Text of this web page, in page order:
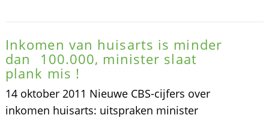
Inkomen van huisarts is minder
dan  100.000, minister slaat
plank mis !
14 oktober 2011 Nieuwe CBS-cijfers over
inkomen huisarts: uitspraken minister